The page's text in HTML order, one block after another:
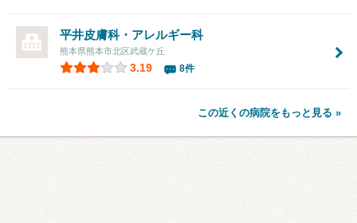
平井皮膚科・アレルギー科
熊本県熊本市北区武蔵ケ丘
3.19 8件
この近くの病院をもっと見る »